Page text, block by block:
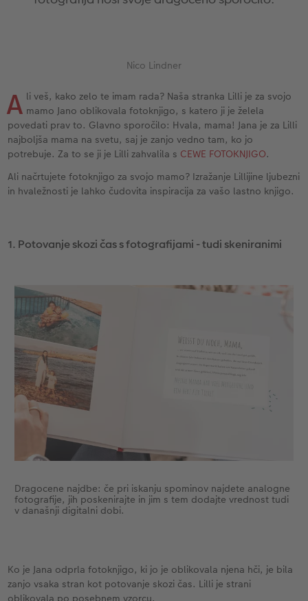
Vzorčne fotoknjige strank
Otroška CEWE FOTOKNJIGA
Zbirka Art Collection
Nature fotografije
Premium poster
Art fotografije
Normalna obdelava fotografij
Škatle za shranjevanje fotografij
Fotonalepke
Takojšnja nalepka
Fotografija na aluminiju, direkten natis
Fotografija na penasti podlagi
Poročna tabla dobrodošlice
Letvica za poster
Hexxas
Večdelna dekoracija sten
Fototrak
XXL Retro fotografija
Voščilnice
Izdelki za šolo in pisarno
Darilne fotoskatle
Tekstil
Umetniške fotografije
Otroška CEWE FOTOKNJIGA
Ideje za unikatna darila
Potovanje
Poroka
Matura
Nico Lindner
A li veš, kako zelo te imam rada? Naša stranka Lilli je za svojo
mamo Jano oblikovala fotoknjigo, s katero ji je želela
povedati prav to. Glavno sporočilo: Hvala, mama! Jana je za Lilli
najboljša mama na svetu, saj je zanjo vedno tam, ko jo
potrebuje. Za to se ji je Lilli zahvalila s CEWE FOTOKNJIGO.
Ali načrtujete fotoknjigo za svojo mamo? Izražanje Lillijine ljubezni
in hvaležnosti je lahko čudovita inspiracija za vašo lastno knjigo.
1. Potovanje skozi čas s fotografijami - tudi skeniranimi
Dragocene najdbe: če pri iskanju spominov najdete analogne
fotografije, jih poskenirajte in jim s tem dodajte vrednost tudi
v današnji digitalni dobi.
Ko je Jana odprla fotoknjigo, ki jo je oblikovala njena hči, je bila
zanjo vsaka stran kot potovanje skozi čas. Lilli je strani
oblikovala po posebnem vzorcu.